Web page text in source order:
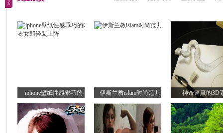
iphone壁纸性感乖巧的 伊斯兰教islam时尚范儿 神奇逼真的3D